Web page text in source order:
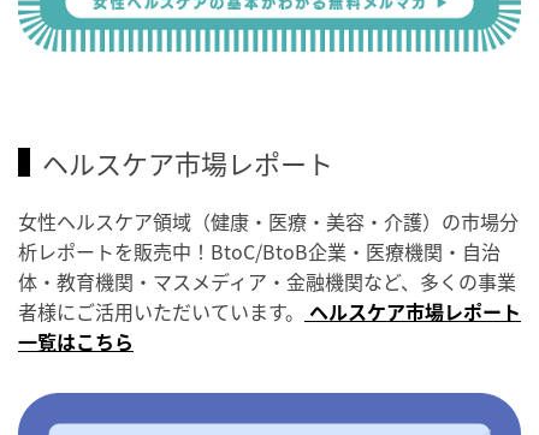
ヘルスケア市場レポート
女性ヘルスケア領域（健康・医療・美容・介護）の市場分
析レポートを販売中！BtoC/BtoB企業・医療機関・自治
体・教育機関・マスメディア・金融機関など、多くの事業
者様にご活用いただいています。 ヘルスケア市場レポート
一覧はこちら